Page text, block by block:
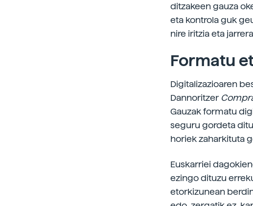
ditzakeen gauza
eta kontrola guk
nire iritzia eta
Formatu
Digitalizazioaren
Dannoritzer
Gauzak formatu
seguru gordeta
horiek zaharkituta
Euskarriei
ezingo dituzu
etorkizunean